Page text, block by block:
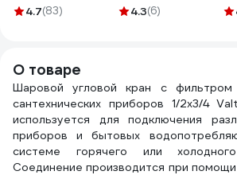
(белый; 280 мл)
4.7(83)
ЭКСТРА 500 гр Л/
4.3(6)
О товаре
Шаровой угловой кран с фильтром
сантехнических приборов 1/2х3/4
используется для подключения
приборов и бытовых
системе горячего или
Соединение производится при